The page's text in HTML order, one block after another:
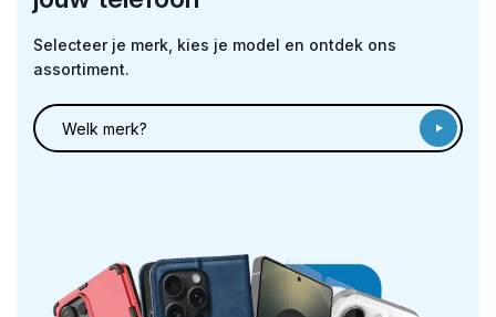
Selecteer je merk, kies je model en ontdek ons
assortiment.